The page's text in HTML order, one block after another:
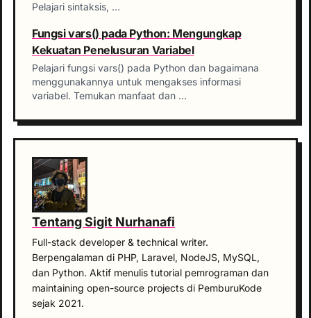
Pelajari sintaksis, …
Fungsi vars() pada Python: Mengungkap
Kekuatan Penelusuran Variabel
Pelajari fungsi vars() pada Python dan bagaimana
menggunakannya untuk mengakses informasi
variabel. Temukan manfaat dan …
Tentang Sigit Nurhanafi
Full-stack developer & technical writer.
Berpengalaman di PHP, Laravel, NodeJS, MySQL,
dan Python. Aktif menulis tutorial pemrograman dan
maintaining open-source projects di PemburuKode
sejak 2021.